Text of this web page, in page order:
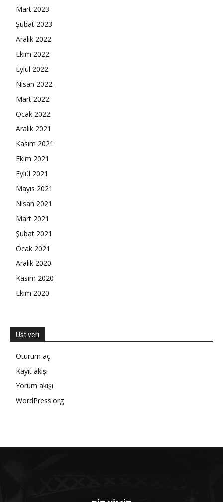
Mart 2023
Şubat 2023
Aralık 2022
Ekim 2022
Eylül 2022
Nisan 2022
Mart 2022
Ocak 2022
Aralık 2021
Kasım 2021
Ekim 2021
Eylül 2021
Mayıs 2021
Nisan 2021
Mart 2021
Şubat 2021
Ocak 2021
Aralık 2020
Kasım 2020
Ekim 2020
Üst veri
Oturum aç
Kayıt akışı
Yorum akışı
WordPress.org